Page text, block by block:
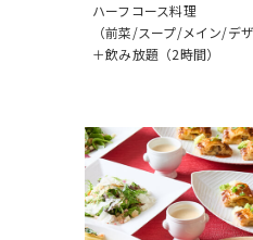
ハーフコース料理
（前菜/スープ/メイン/デザ
＋飲み放題（2時間）